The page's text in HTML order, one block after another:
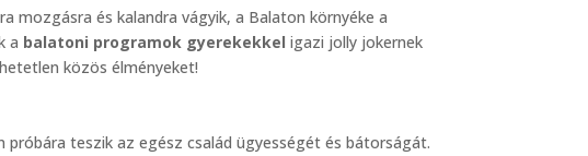
mozgásra és kalandra vágyik, a Balaton környéke a
a balatoni programok gyerekekkel igazi jolly jokernek
közös élményeket!
teszik az egész család ügyességét és bátorságát.